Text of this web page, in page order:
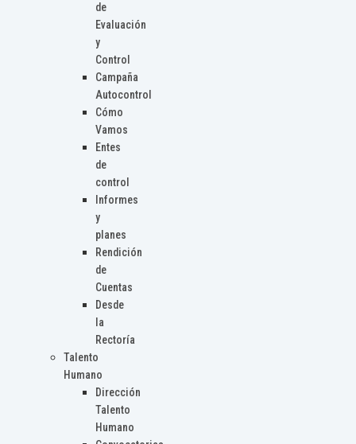
de
Evaluación
y
Control
Campaña
Autocontrol
Cómo
Vamos
Entes
de
control
Informes
y
planes
Rendición
de
Cuentas
Desde
la
Rectoría
Talento
Humano
Dirección
Talento
Humano